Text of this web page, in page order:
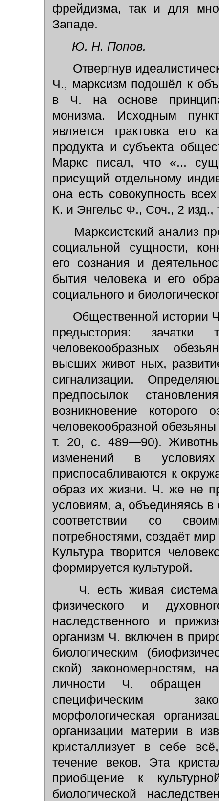
фрейдизма, так и для
Западе.
Ю. Н. Попов.
Отвергнув
Ч., марксизм подошёл к
в Ч. на основе принципа
монизма. Исходным
является трактовка его
продукта и субъекта
Маркс писал, что «...
присущий отдельному
она есть совокупность
К. и Энгельс Ф., Соч., 2 изд.,
Марксистский анализ
социальной сущности,
его сознания и
бытия человека и его
социального и
Общественной истории
предыстория: зачатки
человекообразных
высших живот ных,
сигнализации.
предпосылок
возникновение которого
человекообразной
т. 20, с. 489—90).
изменений в
приспосабливаются к
образ их жизни. Ч. же не
условиям, а, объединяясь в
соответствии со
потребностями, создаёт
Культура творится
формируется культурой.
Ч. есть живая
физического и
наследственного и
организм Ч. включен в
биологическим
ской) закономерностям,
личности Ч. обращен
специфическим
морфологическая
организации материи в
кристаллизует в себе
течение веков. Эта
приобщение к
биологической